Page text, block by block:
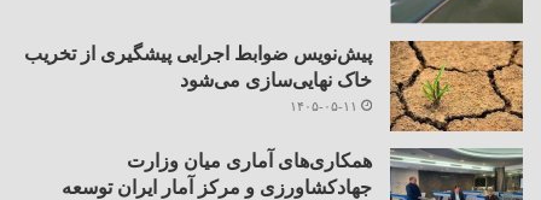
پیش‌نویس ضوابط اجرایی پیشگیری از تخریب
خاک نهایی‌سازی می‌شود
۱۴۰۵-۰۵-۱۱
همکاری‌های آماری میان وزارت
جهادکشاورزی و مرکز آمار ایران توسعه